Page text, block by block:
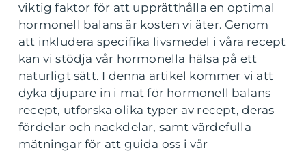
viktig faktor för att upprätthålla en optimal
hormonell balans är kosten vi äter. Genom
att inkludera specifika livsmedel i våra recept
kan vi stödja vår hormonella hälsa på ett
naturligt sätt. I denna artikel kommer vi att
dyka djupare in i mat för hormonell balans
recept, utforska olika typer av recept, deras
fördelar och nackdelar, samt värdefulla
mätningar för att guida oss i vår